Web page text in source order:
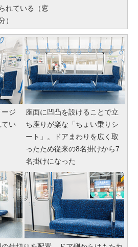
れている（窓
）
ジ
てい
座面に凹凸を設けることで立
ち座りが楽な「ちょい乗りシ
ート」。ドアまわりを広く取
ったため従来の8名掛けから7
名掛けになった